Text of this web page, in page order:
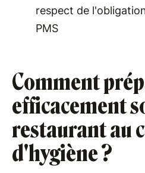
respect de
PMS
Comment
efficacement
restaurant au
d'hygiène ?